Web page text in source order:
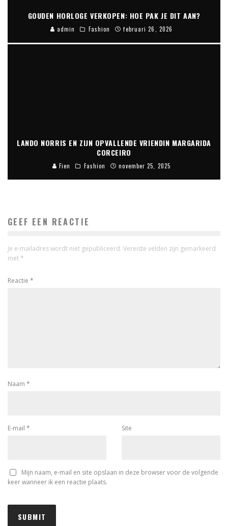
GOUDEN HORLOGE VERKOPEN: HOE PAK JE DIT AAN?
admin Fashion februari 26, 2026
LANDO NORRIS EN ZIJN OPVALLENDE VRIENDIN MARGARIDA
CORCEIRO
Fien Fashion november 25, 2025
GEEF EEN REACTIE
Je e-mailadres wordt niet gepubliceerd. Vereiste velden zijn gemarkeerd
met *
Reactie *
Naam *
E-mail * Site
Mijn naam, e-mail en site opslaan in deze browser voor de volgende
keer wanneer ik een reactie plaats.